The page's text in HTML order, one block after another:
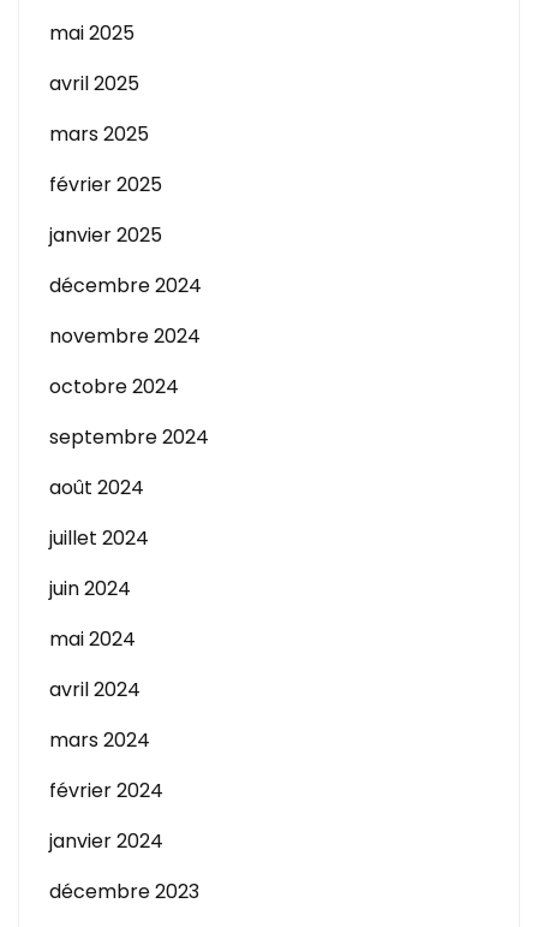
mai 2025
avril 2025
mars 2025
février 2025
janvier 2025
décembre 2024
novembre 2024
octobre 2024
septembre 2024
août 2024
juillet 2024
juin 2024
mai 2024
avril 2024
mars 2024
février 2024
janvier 2024
décembre 2023